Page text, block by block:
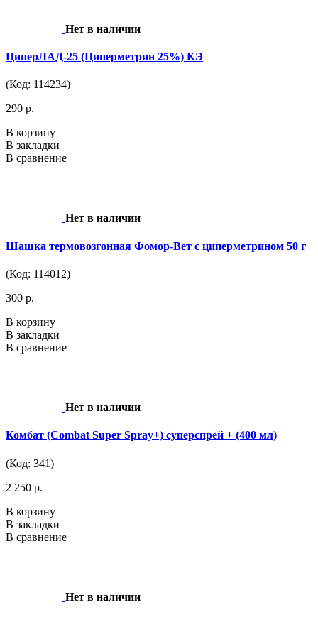
Нет в наличии
ЦиперЛАД-25 (Циперметрин 25%) КЭ
(Код: 114234)
290 р.
В корзину
В закладки
В сравнение
Нет в наличии
Шашка термовозгонная Фомор-Вет с циперметрином 50 г
(Код: 114012)
300 р.
В корзину
В закладки
В сравнение
Нет в наличии
Комбат (Combat Super Spray+) суперспрей + (400 мл)
(Код: 341)
2 250 р.
В корзину
В закладки
В сравнение
Нет в наличии